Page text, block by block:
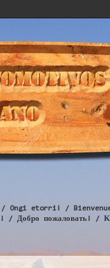
/ Ongi etorri! /
Добро пожаловать! /